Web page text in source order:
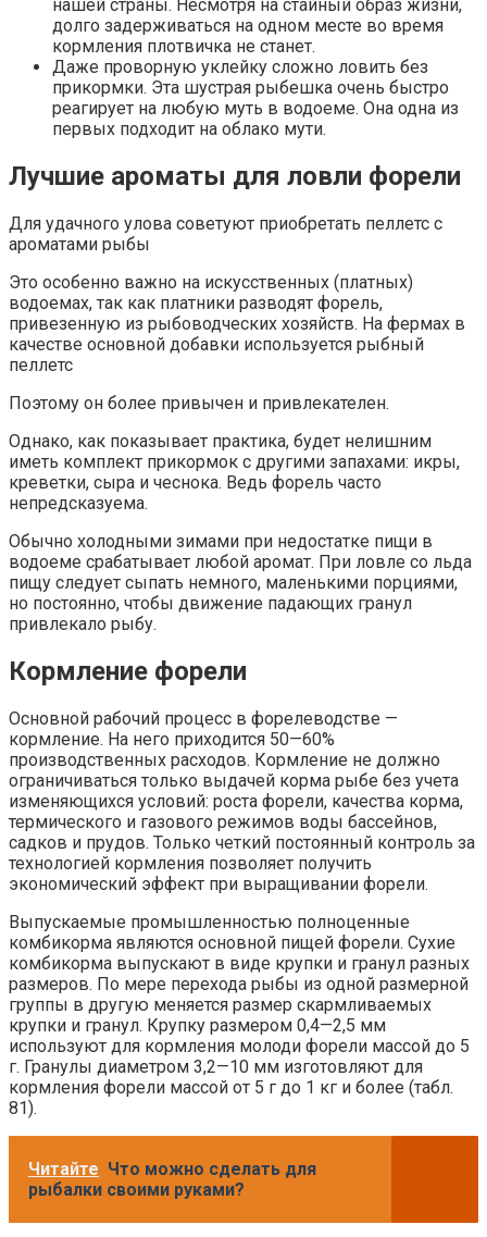
нашей страны. Несмотря на стайный образ жизни,
долго задерживаться на одном месте во время
кормления плотвичка не станет.
Даже проворную уклейку сложно ловить без
прикормки. Эта шустрая рыбешка очень быстро
реагирует на любую муть в водоеме. Она одна из
первых подходит на облако мути.
Лучшие ароматы для ловли форели
Для удачного улова советуют приобретать пеллетс с
ароматами рыбы
Это особенно важно на искусственных (платных)
водоемах, так как платники разводят форель,
привезенную из рыбоводческих хозяйств. На фермах в
качестве основной добавки используется рыбный
пеллетс
Поэтому он более привычен и привлекателен.
Однако, как показывает практика, будет нелишним
иметь комплект прикормок с другими запахами: икры,
креветки, сыра и чеснока. Ведь форель часто
непредсказуема.
Обычно холодными зимами при недостатке пищи в
водоеме срабатывает любой аромат. При ловле со льда
пищу следует сыпать немного, маленькими порциями,
но постоянно, чтобы движение падающих гранул
привлекало рыбу.
Кормление форели
Основной рабочий процесс в форелеводстве —
кормление. На него приходится 50—60%
производственных расходов. Кормление не должно
ограничиваться только выдачей корма рыбе без учета
изменяющихся условий: роста форели, качества корма,
термического и газового режимов воды бассейнов,
садков и прудов. Только четкий постоянный контроль за
технологией кормления позволяет получить
экономический эффект при выращивании форели.
Выпускаемые промышленностью полноценные
комбикорма являются основной пищей форели. Сухие
комбикорма выпускают в виде крупки и гранул разных
размеров. По мере перехода рыбы из одной размерной
группы в другую меняется размер скармливаемых
крупки и гранул. Крупку размером 0,4—2,5 мм
используют для кормления молоди форели массой до 5
г. Гранулы диаметром 3,2—10 мм изготовляют для
кормления форели массой от 5 г до 1 кг и более (табл.
81).
Читайте Что можно сделать для
рыбалки своими руками?